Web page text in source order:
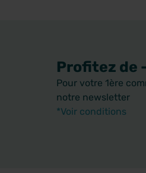
Profitez de
Pour votre 1ère
notre newsletter
*Voir conditions